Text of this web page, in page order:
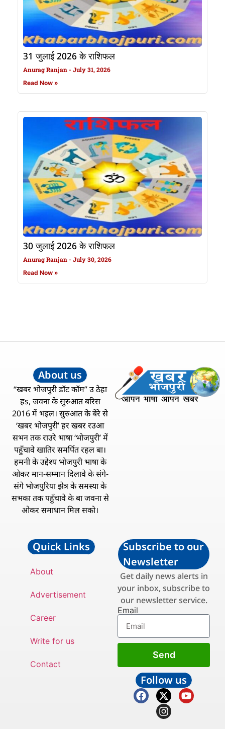
31 जुलाई 2026 के राशिफल
Anurag Ranjan July 31, 2026
Read Now »
30 जुलाई 2026 के राशिफल
Anurag Ranjan July 30, 2026
Read Now »
About us
“खबर भोजपुरी डॉट कॉम” उ ठेहा
हs, जवना के सुरुआत बरिस
2016 में भइल। सुरुआत के बेरे से
‘खबर भोजपुरी’ हर खबर रउआ
सभन तक राउरे भाषा ‘भोजपुरी’ में
पहुँचावे खातिर समर्पित रहल बा।
हमनी के उद्देश्य भोजपुरी भाषा के
ओकर मान-सम्मान दिलावे के संगे-
संगे भोजपुरिया झेत्र के समस्या के
सभका तक पहुँचावे के बा जवना से
ओकर समाधान मिल सको।
Quick Links
About
Advertisement
Career
Write for us
Contact
Subscribe to our
Newsletter
Get daily news alerts in
your inbox, subscribe to
our newsletter service.
Email
Send
Follow us